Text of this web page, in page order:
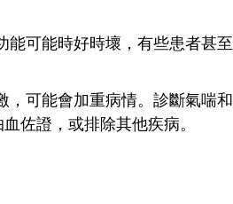
能可能時好時壞，有些患者甚至
，可能會加重病情。診斷氣喘和
佐證，或排除其他疾病。